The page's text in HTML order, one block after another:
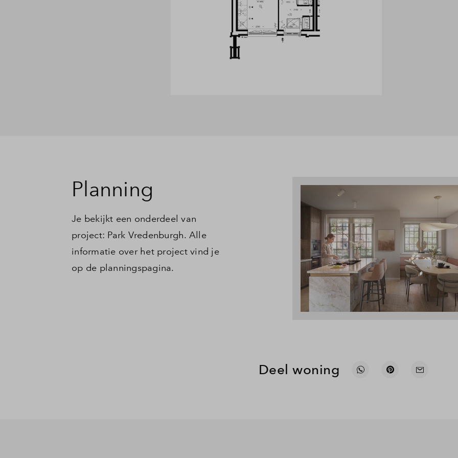
Planning
Je bekijkt een onderdeel van
project: Park Vredenburgh. Alle
informatie over het project vind je
op de planningspagina.
Deel woning